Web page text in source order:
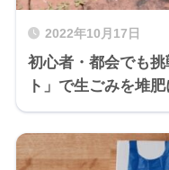
2022年10月17日
初心者・都会でも
ト」で生ごみを堆肥